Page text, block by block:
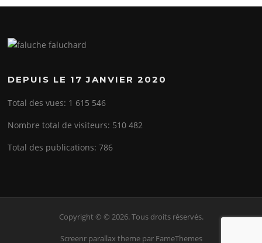
DEPUIS LE 17 JANVIER 2020
Total des vues: 1 615 546
Nombre total de visiteurs: 510 482
Total des publications:786
Copyright © © 2026. Tous droits réservés.
Screenr parallax themepar FameThemes